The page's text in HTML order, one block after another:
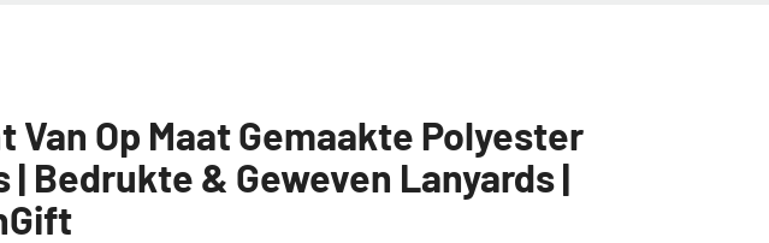
Van Op Maat Gemaakte Polyester
| Bedrukte & Geweven Lanyards |